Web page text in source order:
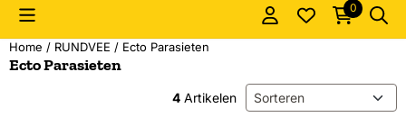
0
Home / RUNDVEE / Ecto Parasieten
Ecto Parasieten
4 Artikelen Sorteermethode